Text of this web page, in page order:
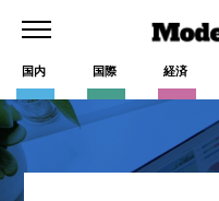
国内 国際 経済